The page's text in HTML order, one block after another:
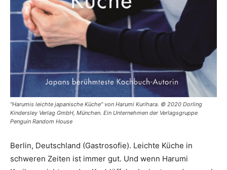
"Harumis leichte japanische Küche" von Harumi Kurihara. © 2020 Dorling
Kindersley Verlag GmbH, München. Ein Unternehmen der Verlagsgruppe
Penguin Random House
Berlin, Deutschland (Gastrosofie). Leichte Küche in
schweren Zeiten ist immer gut. Und wenn Harumi